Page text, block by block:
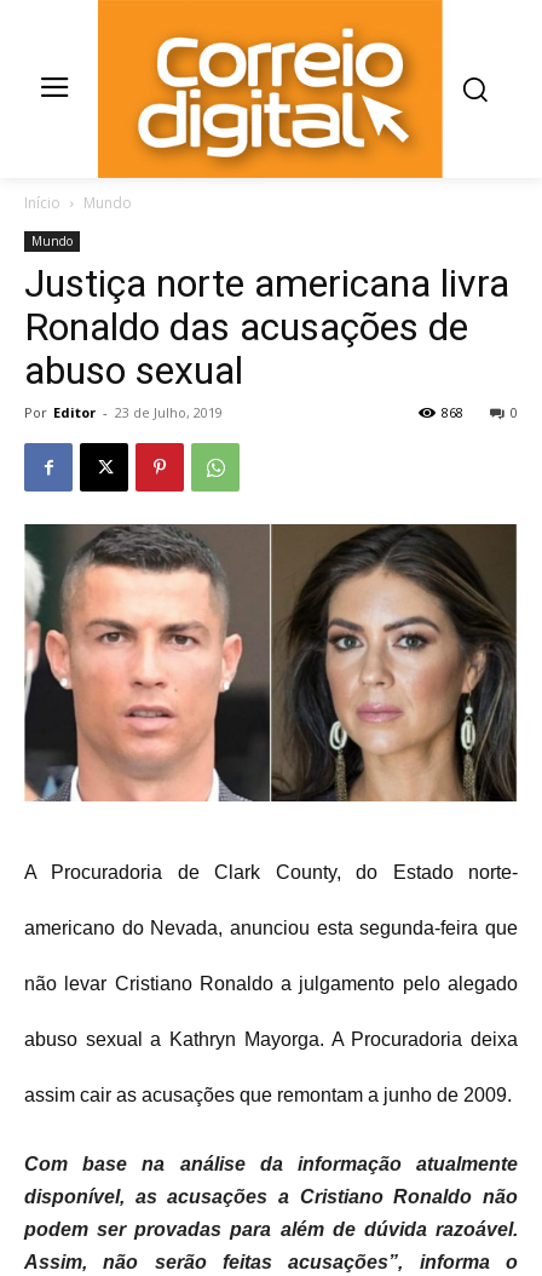
Início Mundo
Mundo
Justiça norte americana livra
Ronaldo das acusações de
abuso sexual
Por Editor - 23 de Julho, 2019 0
868
A Procuradoria de Clark County, do Estado norte-
americano do Nevada, anunciou esta segunda-feira que
não levar Cristiano Ronaldo a julgamento pelo alegado
abuso sexual a Kathryn Mayorga. A Procuradoria deixa
assim cair as acusações que remontam a junho de 2009.
Com base na análise da informação atualmente
disponível, as acusações a Cristiano Ronaldo não
podem ser provadas para além de dúvida razoável.
Assim, não serão feitas acusações”, informa o